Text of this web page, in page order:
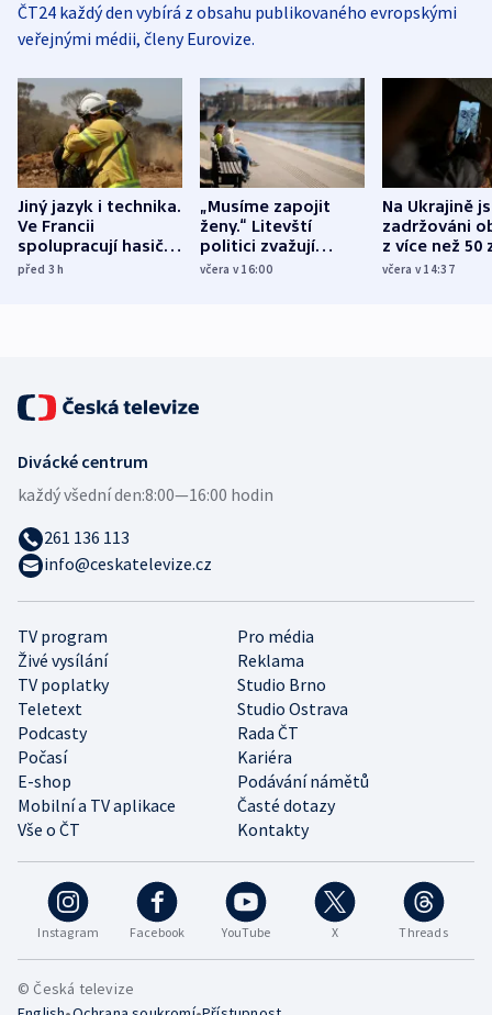
ČT24 každý den vybírá z obsahu publikovaného evropskými
veřejnými médii, členy Eurovize.
Jiný jazyk i technika.
Ve Francii
spolupracují hasiči z
různých zemí
před 3h
„Musíme zapojit
ženy.“ Litevští
politici zvažují
dohodu o
včera v 16:00
Na Ukrajině
zadržováni
z více než 50
Bojovali na
včera v 14:37
Instagram Facebook YouTube X Threads
TV program
Pro média
Živé vysílání
Reklama
TV poplatky
Studio Brno
Teletext
Studio Ostrava
Podcasty
Rada ČT
Počasí
Kariéra
E-shop
Podávání námětů
Mobilní a TV aplikace
Časté dotazy
Vše o ČT
Kontakty
Divácké centrum
každý všední den:8:00—16:00 hodin
261 136 113
info@ceskatelevize.cz
© Česká televize